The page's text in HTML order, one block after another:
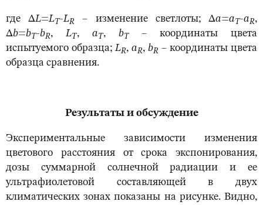
где ΔL=LT-LR – изменение светлоты; Δа=aT-aR,
Δb=bT-bR,LT, aT, bT– координаты цвета
испытуемого образца;LR, aR, bR – координаты цвета
образца сравнения.
Результаты и обсуждение
Экспериментальные зависимости изменения
цветового расстояния от срока экспонирования,
дозы суммарной солнечной радиации и ее
ультрафиолетовой составляющей в двух
климатических зонах показаны на рисунке. Видно,